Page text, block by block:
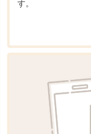
す。